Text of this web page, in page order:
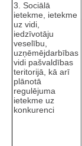
3. Sociālā
ietekme, ietekme
uz vidi,
iedzīvotāju
veselību,
uzņēmējdarbības
vidi pašvaldības
teritorijā, kā arī
plānotā
regulējuma
ietekme uz
konkurenci